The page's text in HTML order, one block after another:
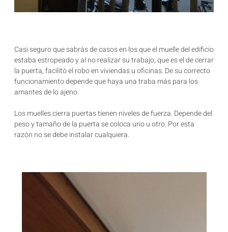
Casi seguro que sabrás de casos en los que el muelle del edificio
estaba estropeado y al no realizar su trabajo, que es el de cerrar
la puerta, facilitó el robo en viviendas u oficinas. De su correcto
funcionamiento depende que haya una traba más para los
amantes de lo ajeno.
Los muelles cierra puertas tienen niveles de fuerza. Depende del
peso y tamaño de la puerta se coloca uno u otro. Por esta
razón no se debe instalar cualquiera.